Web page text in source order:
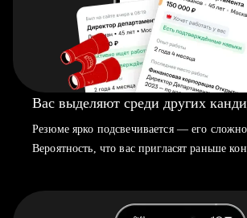
Вас выделяют среди других
Резюме ярко подсвечивается — его
Вероятность, что вас пригласят раньше